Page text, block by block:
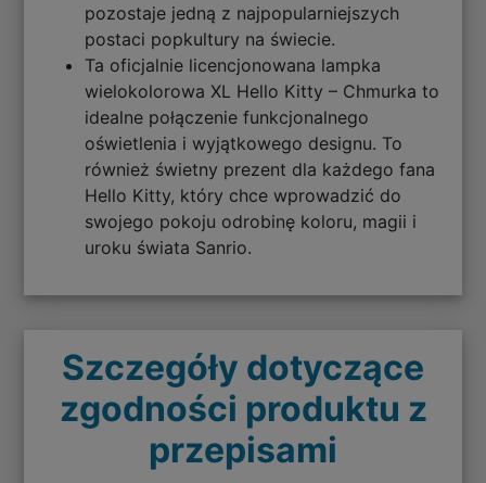
pozostaje jedną z najpopularniejszych
postaci popkultury na świecie.
Ta oficjalnie licencjonowana lampka
wielokolorowa XL Hello Kitty – Chmurka to
idealne połączenie funkcjonalnego
oświetlenia i wyjątkowego designu. To
również świetny prezent dla każdego fana
Hello Kitty, który chce wprowadzić do
swojego pokoju odrobinę koloru, magii i
uroku świata Sanrio.
Szczegóły dotyczące
zgodności produktu z
przepisami